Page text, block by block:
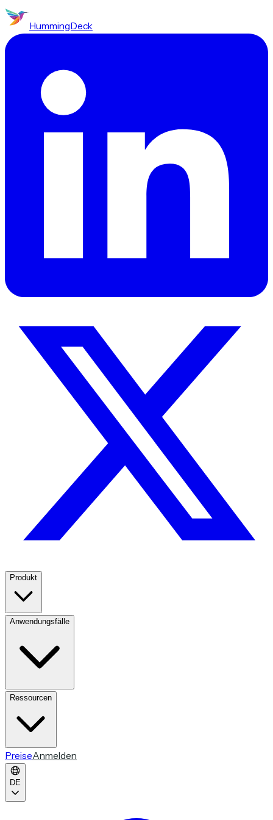
HummingDeck
Produkt
Anwendungsfälle
Ressourcen
PreiseAnmelden
DE